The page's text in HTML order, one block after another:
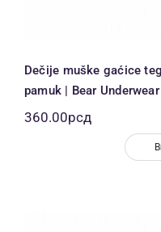
Dečije muške gaćice
pamuk | Bear Underwear
360.00рсд